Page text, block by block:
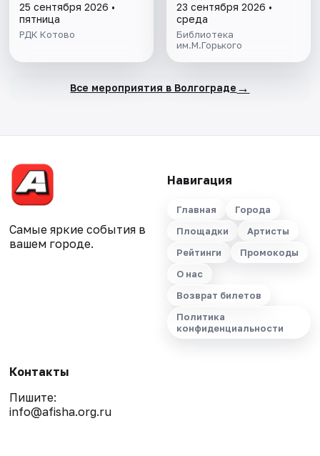
25 сентября 2026 •
пятница
РДК Котово
23 сентября 2026 •
среда
Библиотека
им.М.Горького
Все мероприятия в Волгограде →
Самые яркие события в
вашем городе.
Навигация
Главная
Города
Площадки
Артисты
Рейтинги
Промокоды
О нас
Возврат билетов
Политика
конфиденциальности
Контакты
Пишите:
info@afisha.org.ru